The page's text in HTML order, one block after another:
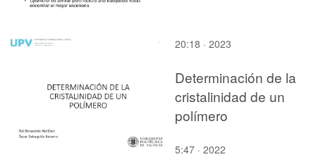
20:18 · 2023
Determinación de la
cristalinidad de un
polímero
5:47 · 2022